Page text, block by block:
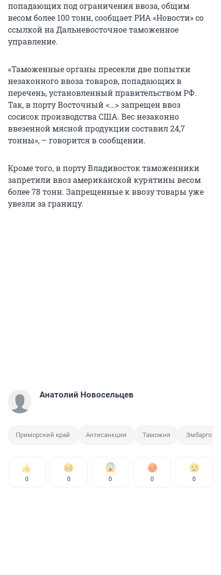
попадающих под ограничения ввоза, общим
весом более 100 тонн, сообщает РИА «Новости» со
ссылкой на Дальневосточное таможенное
управление.
«Таможенные органы пресекли две попытки
незаконного ввоза товаров, попадающих в
перечень, установленный правительством РФ.
Так, в порту Восточный <…> запрещен ввоз
сосисок производства США. Вес незаконно
ввезенной мясной продукции составил 24,7
тонны», – говорится в сообщении.
Кроме того, в порту Владивосток таможенники
запретили ввоз американской курятины весом
более 78 тонн. Запрещенные к ввозу товары уже
увезли за границу.
Анатолий Новосельцев
Приморский край Антисанкции Таможня Эмбарго
0 0 0 0 0